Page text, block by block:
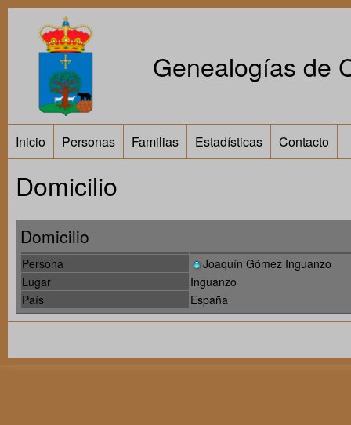
Genealogías de
Inicio Personas Familias Estadísticas Contacto
Domicilio
Domicilio
Persona
Joaquín Gómez Inguanzo
Lugar
Inguanzo
País
España